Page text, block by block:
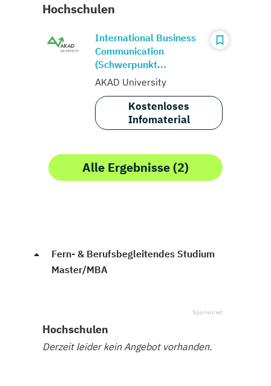
Hochschulen
International Business
Communication
(Schwerpunkt...
AKAD University
Kostenloses
Infomaterial
Alle Ergebnisse (2)
Fern- & Berufsbegleitendes Studium
Master/MBA
Hochschulen
Derzeit leider kein Angebot vorhanden.